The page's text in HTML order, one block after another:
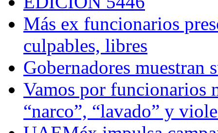
Más ex funcionarios
culpables, libres
Gobernadores muestran
Vamos por funcionarios
“narco”, “lavado” y